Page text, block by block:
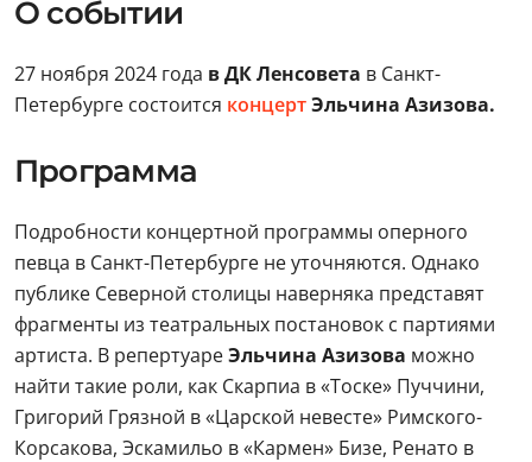
О событии
27 ноября 2024 года в ДК Ленсовета в Санкт-
Петербурге состоится концертЭльчина Азизова.
Программа
Подробности концертной программы оперного
певца в Санкт-Петербурге не уточняются. Однако
публике Северной столицы наверняка представят
фрагменты из театральных постановок с партиями
артиста. В репертуареЭльчина Азизова можно
найти такие роли, как Скарпиа в «Тоске» Пуччини,
Григорий Грязной в «Царской невесте» Римского-
Корсакова, Эскамильо в «Кармен» Бизе, Ренато в